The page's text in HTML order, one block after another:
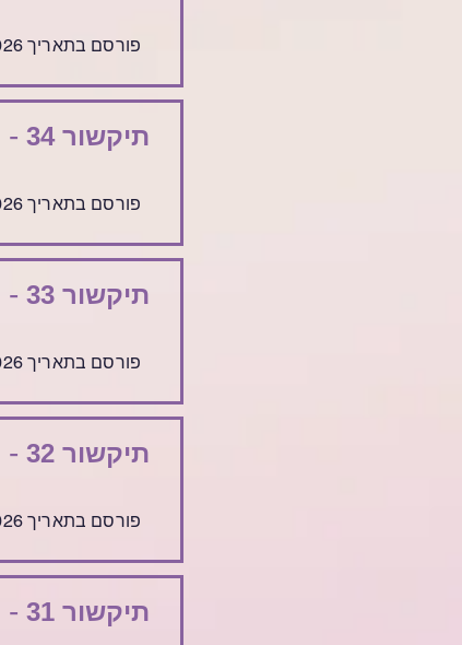
פורסם בתאריך 8.7.2026
- תיקשור 34
פורסם בתאריך 1.7.2026
- תיקשור 33
פורסם בתאריך 24.6.2026
- תיקשור 32
פורסם בתאריך 17.6.2026
- תיקשור 31